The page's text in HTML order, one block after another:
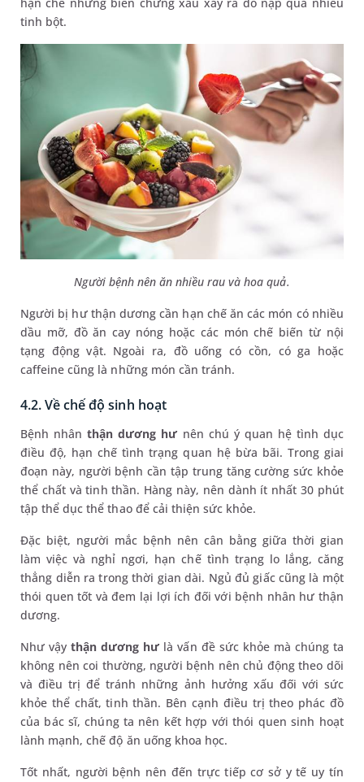
tinh bột.
Người bệnh nên ăn nhiều rau và hoa quả.
Người bị hư thận dương cần hạn chế ăn các món có nhiều
dầu mỡ, đồ ăn cay nóng hoặc các món chế biến từ nội
tạng động vật. Ngoài ra, đồ uống có cồn, có ga hoặc
caffeine cũng là những món cần tránh.
4.2. Về chế độ sinh hoạt
Bệnh nhânthận dương hưnên chú ý quan hệ tình dục
điều độ, hạn chế tình trạng quan hệ bừa bãi. Trong giai
đoạn này, người bệnh cần tập trung tăng cường sức khỏe
thể chất và tinh thần. Hàng này, nên dành ít nhất 30 phút
tập thể dục thể thao để cải thiện sức khỏe.
Đặc biệt, người mắc bệnh nên cân bằng giữa thời gian
làm việc và nghỉ ngơi, hạn chế tình trạng lo lắng, căng
thẳng diễn ra trong thời gian dài. Ngủ đủ giấc cũng là một
thói quen tốt và đem lại lợi ích đối với bệnh nhân hư thận
dương.
Như vậy thận dương hưlà vấn đề sức khỏe mà chúng ta
không nên coi thường, người bệnh nên chủ động theo dõi
và điều trị để tránh những ảnh hưởng xấu đối với sức
khỏe thể chất, tinh thần. Bên cạnh điều trị theo phác đồ
của bác sĩ, chúng ta nên kết hợp với thói quen sinh hoạt
lành mạnh, chế độ ăn uống khoa học.
Tốt nhất, người bệnh nên đến trực tiếp cơ sở y tế uy tín